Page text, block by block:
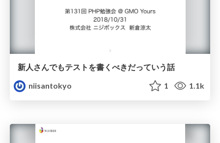
新人さんでもテストを書くべきだっていう話
niisantokyo
1 1.1k